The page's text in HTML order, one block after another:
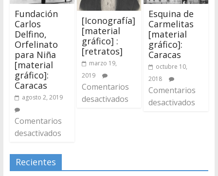
Fundación
Carlos
Delfino,
Orfelinato
para Niña
[material
gráfico]:
Caracas
agosto 2, 2019
Comentarios
desactivados
[Iconografía]
[material
gráfico] :
[retratos]
marzo 19,
2019
Comentarios
desactivados
Esquina de
Carmelitas
[material
gráfico]:
Caracas
octubre 10,
2018
Comentarios
desactivados
Recientes